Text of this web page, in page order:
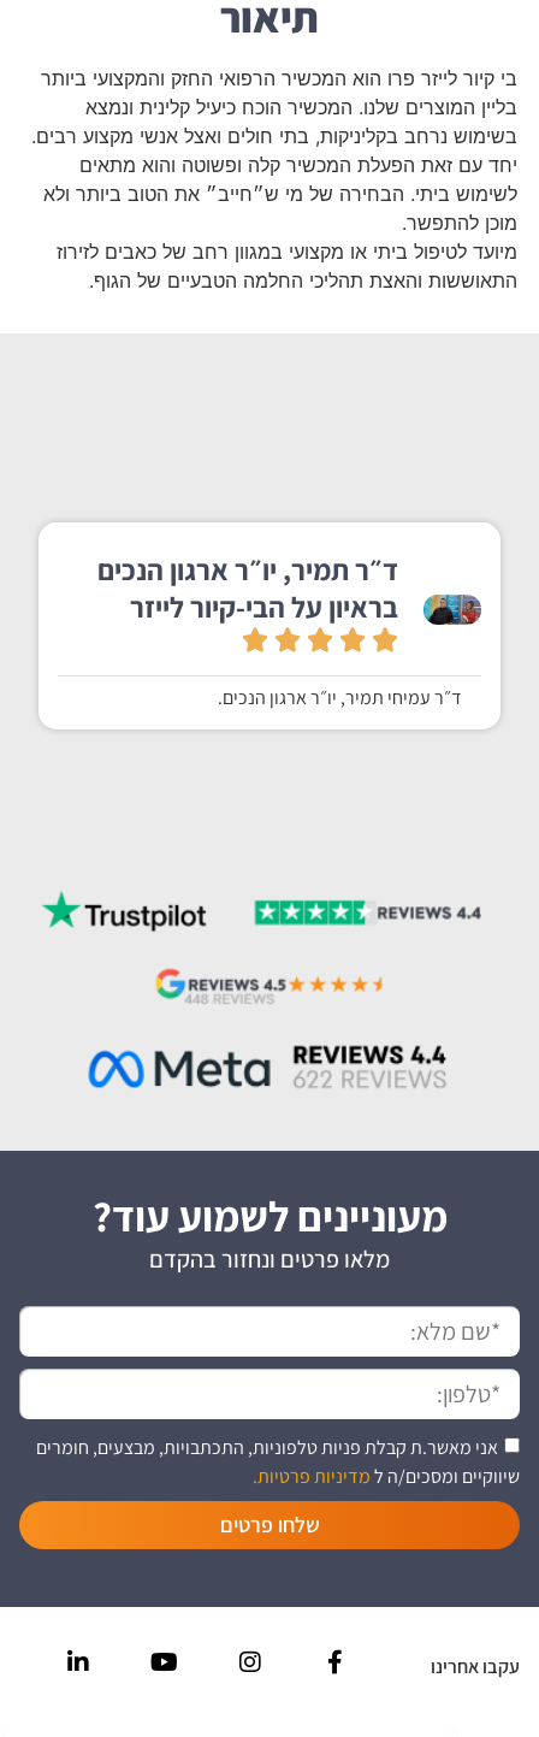
תיאור
בי קיור לייזר פרו הוא המכשיר הרפואי החזק והמקצועי ביותר
בליין המוצרים שלנו. המכשיר הוכח כיעיל קלינית ונמצא
בשימוש נרחב בקליניקות, בתי חולים ואצל אנשי מקצוע רבים.
יחד עם זאת הפעלת המכשיר קלה ופשוטה והוא מתאים
לשימוש ביתי. הבחירה של מי ש״חייב״ את הטוב ביותר ולא
מוכן להתפשר.
מיועד לטיפול ביתי או מקצועי במגוון רחב של כאבים לזירוז
התאוששות והאצת תהליכי החלמה הטבעיים של הגוף.
ד״ר תמיר, יו״ר ארגון הנכים
בראיון על הבי-קיור לייזר
ד״ר עמיחי תמיר, יו״ר ארגון הנכים.
מעוניינים לשמוע עוד?
מלאו פרטים ונחזור בהקדם
אני מאשר.ת קבלת פניות טלפוניות, התכתבויות, מבצעים, חומרים
שיווקיים ומסכים/ה למדיניות פרטיות.
שלחו פרטים
עקבו אחרינו